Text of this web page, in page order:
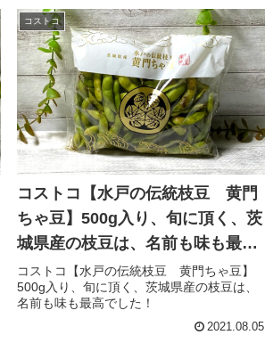
コストコ
コストコ【水戸の伝統枝豆 黄門
ちゃ豆】500g入り、旬に頂く、茨
城県産の枝豆は、名前も味も最高
でした！
コストコ【水戸の伝統枝豆 黄門ちゃ豆】
500g入り、旬に頂く、茨城県産の枝豆は、
名前も味も最高でした！
2021.08.05